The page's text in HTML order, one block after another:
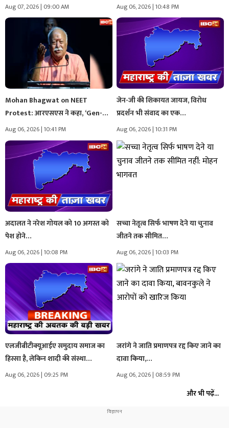
Aug 07, 2026 | 09:00 AM Aug 06, 2026 | 10:48 PM
Mohan Bhagwat on NEET
Protest: आरएसएस ने कहा, ‘Gen-Z
का…
Aug 06, 2026 | 10:41 PM
जेन-जी की शिकायत जायज, विरोध
प्रदर्शन भी संवाद का एक…
Aug 06, 2026 | 10:31 PM
अदालत ने नरेश गोयल को 10 अगस्त को
पेश होने…
Aug 06, 2026 | 10:08 PM
सच्चा नेतृत्व सिर्फ भाषण देने या चुनाव
जीतने तक सीमित…
Aug 06, 2026 | 10:03 PM
एलजीबीटीक्यूआईए समुदाय समाज का
हिस्सा है, लेकिन शादी की संस्था…
Aug 06, 2026 | 09:25 PM
जरांगे ने जाति प्रमाणपत्र रद्द किए जाने का
दावा किया,…
Aug 06, 2026 | 08:59 PM
और भी पढ़ें...